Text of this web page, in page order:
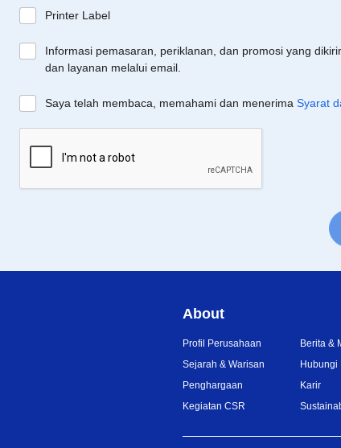
Printer Label
Informasi pemasaran, periklanan, dan promosi yang
dan layanan melalui email.
Saya telah membaca, memahami dan menerima Syarat
About
Profil Perusahaan
Sejarah & Warisan
Penghargaan
Kegiatan CSR
Berita &
Hubungi
Karir